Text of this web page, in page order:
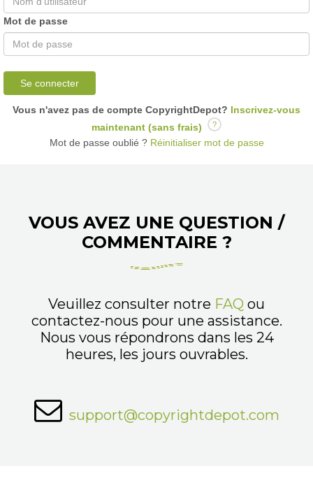
Mot de passe
Se connecter
Vous n'avez pas de compte CopyrightDepot? Inscrivez-vous
maintenant (sans frais)
?
Mot de passe oublié ?Réinitialiser mot de passe
VOUS AVEZ UNE QUESTION /
COMMENTAIRE ?
Veuillez consulter notre FAQ ou
contactez-nous pour une assistance.
Nous vous répondrons dans les 24
heures, les jours ouvrables.
support@copyrightdepot.com